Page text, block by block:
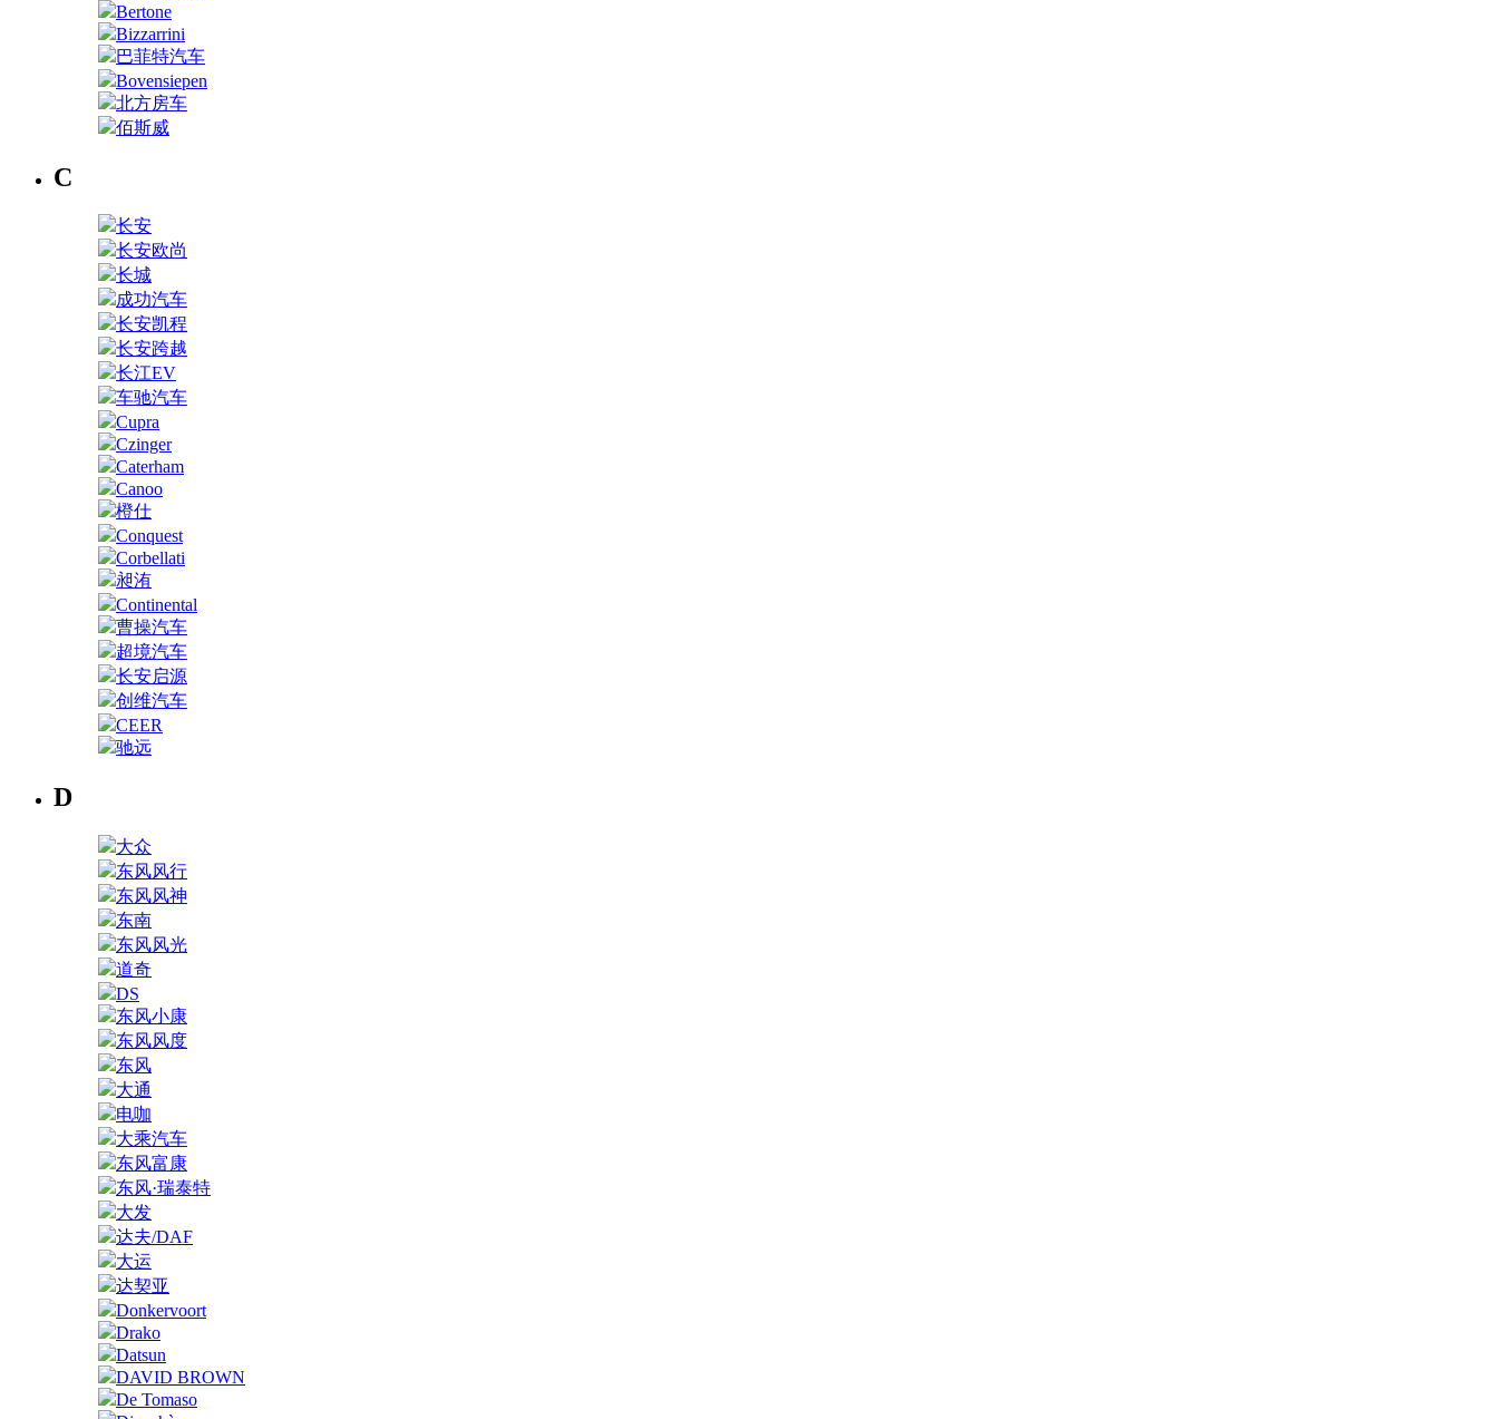
Bertone
Bizzarrini
巴菲特汽车
Bovensiepen
北方房车
佰斯威
C
长安
长安欧尚
长城
成功汽车
长安凯程
长安跨越
长江EV
车驰汽车
Cupra
Czinger
Caterham
Canoo
橙仕
Conquest
Corbellati
昶洧
Continental
曹操汽车
超境汽车
长安启源
创维汽车
CEER
驰远
D
大众
东风风行
东风风神
东南
东风风光
道奇
DS
东风小康
东风风度
东风
大通
电咖
大乘汽车
东风富康
东风·瑞泰特
大发
达夫/DAF
大运
达契亚
Donkervoort
Drako
Datsun
DAVID BROWN
De Tomaso